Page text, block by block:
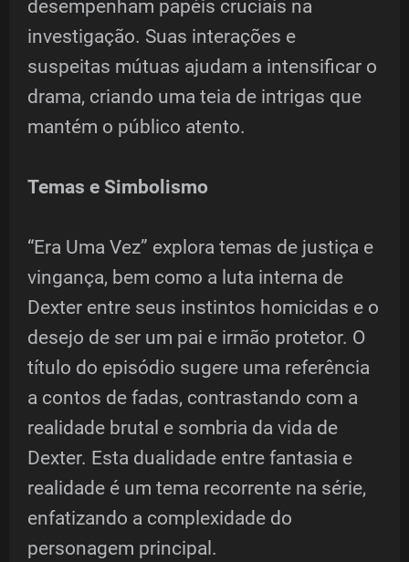
desempenham papéis cruciais na
investigação. Suas interações e
suspeitas mútuas ajudam a intensificar o
drama, criando uma teia de intrigas que
mantém o público atento.
Temas e Simbolismo
“Era Uma Vez” explora temas de justiça e
vingança, bem como a luta interna de
Dexter entre seus instintos homicidas e o
desejo de ser um pai e irmão protetor. O
título do episódio sugere uma referência
a contos de fadas, contrastando com a
realidade brutal e sombria da vida de
Dexter. Esta dualidade entre fantasia e
realidade é um tema recorrente na série,
enfatizando a complexidade do
personagem principal.